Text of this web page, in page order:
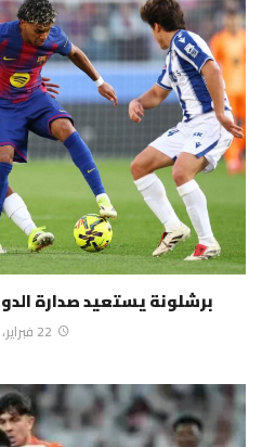
برشلونة يستعيد صدارة
22 فبراير، 2026